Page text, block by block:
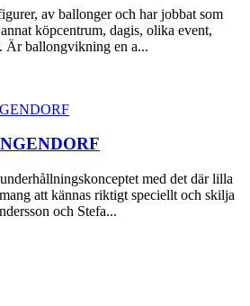
av ballonger och har jobbat som
köpcentrum, dagis, olika event,
Är ballongvikning en a...
med det där lilla
att kännas riktigt speciellt och skilja
och Stefa...